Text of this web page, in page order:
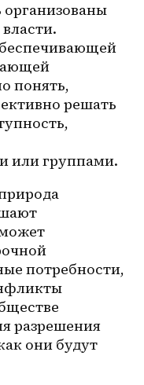
понять,
решать
или группами.
потребности,
разрешения
они будут